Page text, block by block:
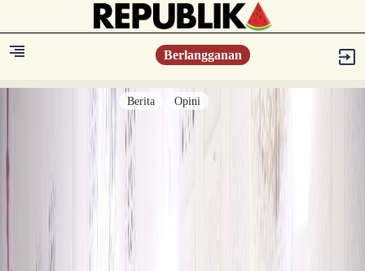
Berlangganan
Berita Opini
Islam Digest
Hikmah